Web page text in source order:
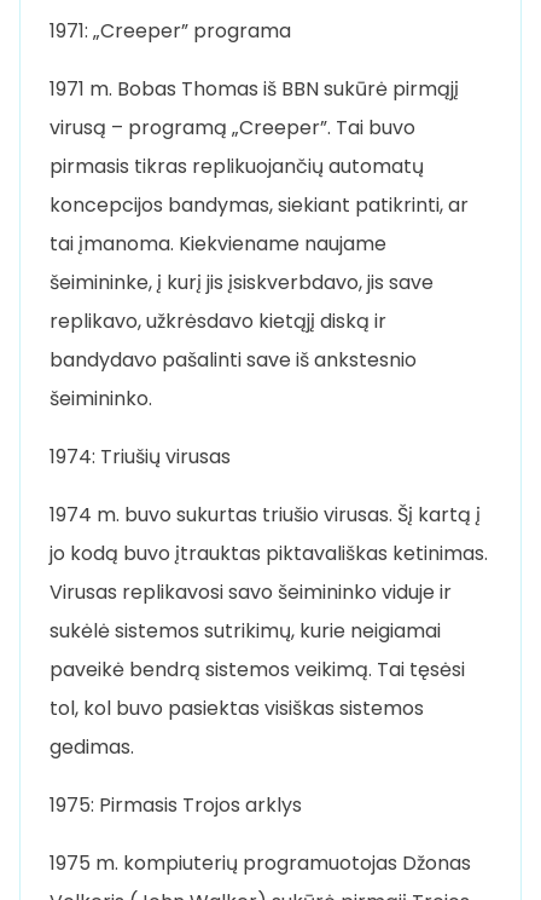
1971: „Creeper” programa
1971 m. Bobas Thomas iš BBN sukūrė pirmąjį
virusą – programą „Creeper”. Tai buvo
pirmasis tikras replikuojančių automatų
koncepcijos bandymas, siekiant patikrinti, ar
tai įmanoma. Kiekviename naujame
šeimininke, į kurį jis įsiskverbdavo, jis save
replikavo, užkrėsdavo kietąjį diską ir
bandydavo pašalinti save iš ankstesnio
šeimininko.
1974: Triušių virusas
1974 m. buvo sukurtas triušio virusas. Šį kartą į
jo kodą buvo įtrauktas piktavališkas ketinimas.
Virusas replikavosi savo šeimininko viduje ir
sukėlė sistemos sutrikimų, kurie neigiamai
paveikė bendrą sistemos veikimą. Tai tęsėsi
tol, kol buvo pasiektas visiškas sistemos
gedimas.
1975: Pirmasis Trojos arklys
1975 m. kompiuterių programuotojas Džonas